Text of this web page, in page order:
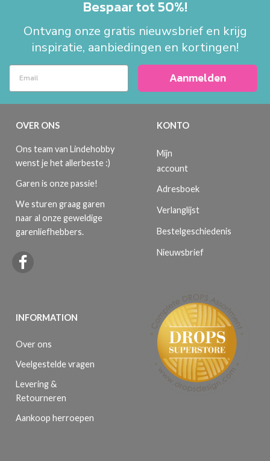
Bespaar tot 50%!
Ontvang onze gratis nieuwsbrief en krijg
inspiratie, aanbiedingen en kortingen!
Aanmelden
OVER ONS
Ons team van Lindehobby
wenst je het allerbeste :)
Garen is onze passie!
We sturen graag garen
naar al onze geweldige
garenliefhebbers.
INFORMATION
Over ons
Veelgestelde vragen
Levering &
Retourneren
Aankoop herroepen
KONTO
Mijn
account
Adresboek
Verlanglijst
Bestelgeschiedenis
Nieuwsbrief